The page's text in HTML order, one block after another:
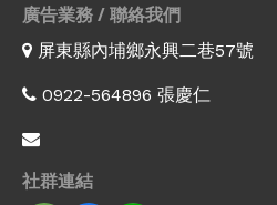
廣告業務 / 聯絡我們
屏東縣內埔鄉永興二巷57號
0922-564896 張慶仁
社群連結